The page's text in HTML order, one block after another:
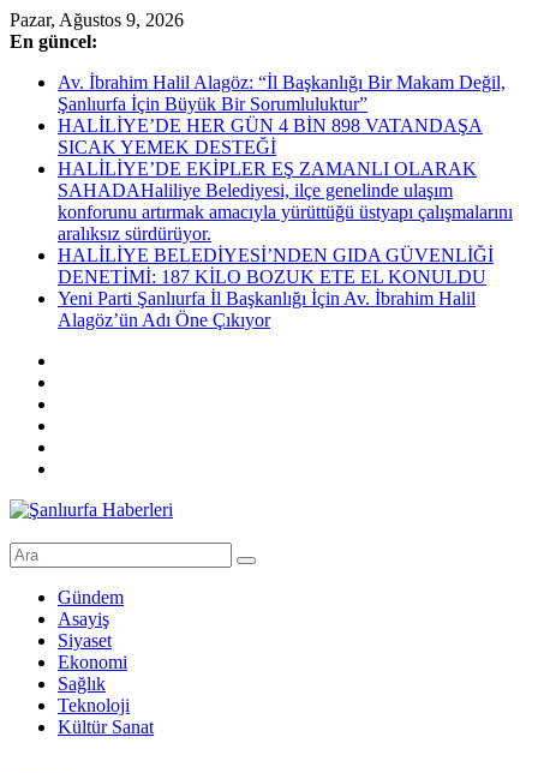
Skip
to
Pazar, Ağustos 9, 2026
En güncel:
Av. İbrahim Halil Alagöz: “İl Başkanlığı Bir Makam Değil,
Şanlıurfa İçin Büyük Bir Sorumluluktur”
HALİLİYE’DE HER GÜN 4 BİN 898 VATANDAŞA
SICAK YEMEK DESTEĞİ
HALİLİYE’DE EKİPLER EŞ ZAMANLI OLARAK
SAHADAHaliliye Belediyesi, ilçe genelinde ulaşım
konforunu artırmak amacıyla yürüttüğü üstyapı çalışmalarını
aralıksız sürdürüyor.
HALİLİYE BELEDİYESİ’NDEN GIDA GÜVENLİĞİ
DENETİMİ: 187 KİLO BOZUK ETE EL KONULDU
Yeni Parti Şanlıurfa İl Başkanlığı İçin Av. İbrahim Halil
Alagöz’ün Adı Öne Çıkıyor
Şanlıurfa
Dakika
Şanlıurfa
Haberleri
Gündem
Asayiş
Siyaset
Ekonomi
Sağlık
Teknoloji
Kültür Sanat